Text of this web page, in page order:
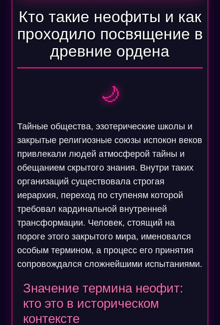
Кто такие неофиты и как
проходило посвящение в
древние ордена
🌙
Тайные общества, эзотерические школы и
закрытые религиозные союзы испокон веков
привлекали людей атмосферой тайны и
обещанием скрытого знания. Внутри таких
организаций существовала строгая
иерархия, переход по ступеням которой
требовал кардинальной внутренней
трансформации. Человек, стоящий на
пороге этого закрытого мира, именовался
особым термином, а процесс его принятия
сопровождался сложнейшими испытаниями.
Значение термина неофит:
кто это в историческом
контексте